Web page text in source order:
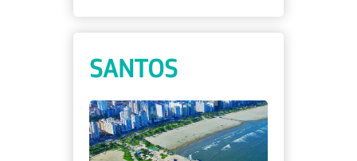
SANTOS